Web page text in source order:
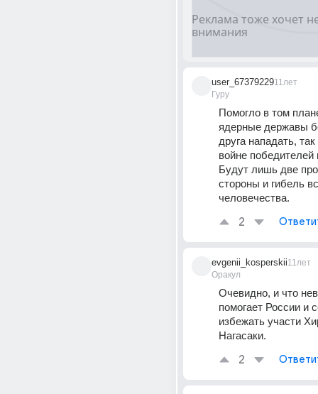
user_67379229
Гуру
11лет
Помогло в том
ядерные державы
друга нападать,
войне победителей
Будут лишь две
стороны и гибель
человечества.
2
evgenii_kosperskii
Оракул
11лет
Очевидно, и что
помогает России и
избежать участи
Нагасаки.
2